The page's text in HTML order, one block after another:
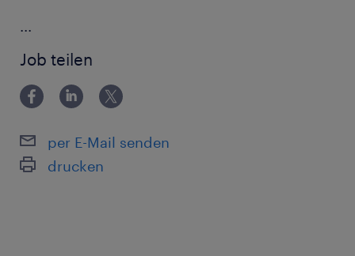
...
Job teilen
per E-Mail senden
drucken